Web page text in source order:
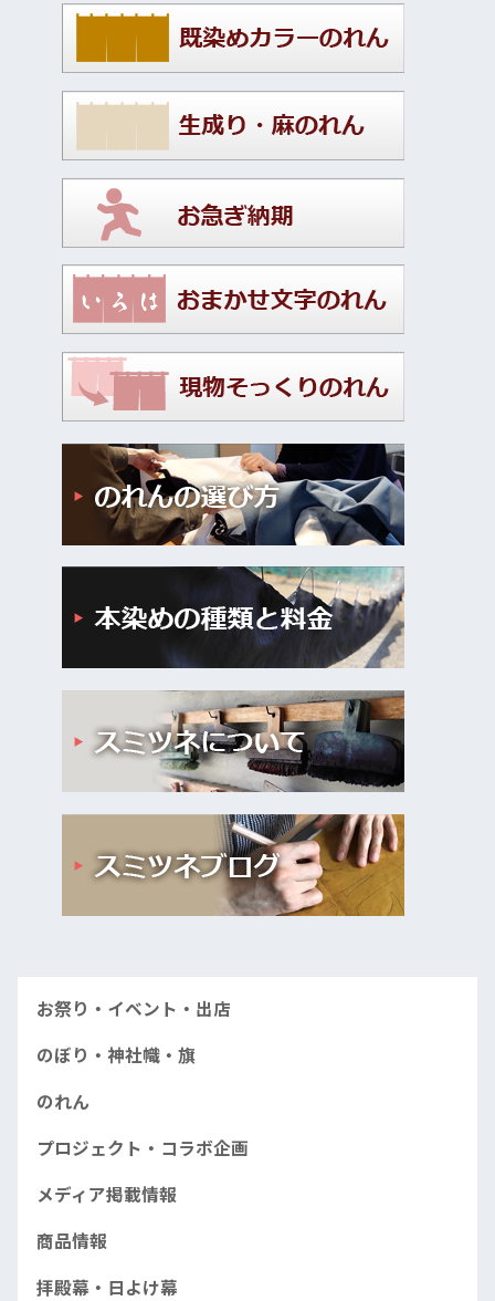
お祭り・イベント・出店
のぼり・神社幟・旗
のれん
プロジェクト・コラボ企画
メディア掲載情報
商品情報
拝殿幕・日よけ幕